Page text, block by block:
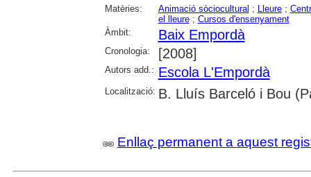
Matèries: Animació sòciocultural ; Lleure;
el lleure; Cursos d'ensenyament
Àmbit:
Baix Empordà
Cronologia: [2008]
Autors add.: Escola L'Empordà
Localització: B. Lluís Barceló i Bou
Enllaç permanent a aquest